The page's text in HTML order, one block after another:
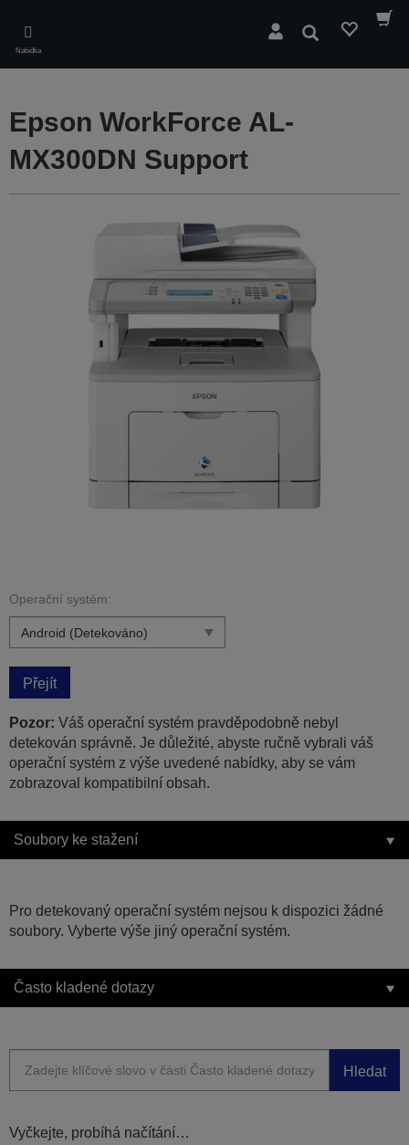
main
content
Nabídka
Hledat
Epson WorkForce AL-
MX300DN Support
Operační systém:
Přejít
Pozor: Váš operační systém pravděpodobně nebyl
detekován správně. Je důležité, abyste ručně vybrali váš
operační systém z výše uvedené nabídky, aby se vám
zobrazoval kompatibilní obsah.
Soubory ke stažení
Pro detekovaný operační systém nejsou k dispozici žádné
soubory. Vyberte výše jiný operační systém.
Často kladené dotazy
Hledat
Vyčkejte, probíhá načítání…